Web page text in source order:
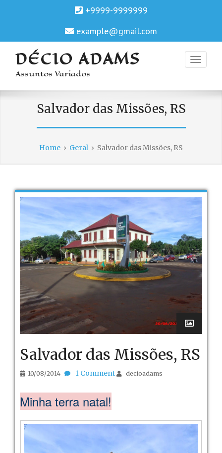
+9999-9999999
example@gmail.com
DÉCIO ADAMS
Assuntos Variados
Salvador das Missões, RS
Home › Geral › Salvador das Missões, RS
Salvador das Missões, RS
10/08/2014 1 Comment decioadams
Minha terra natal!